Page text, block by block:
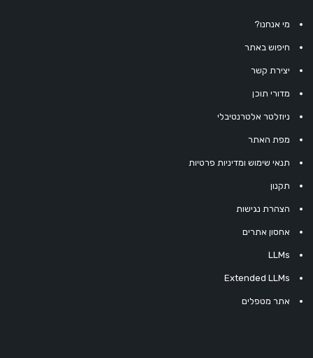
מי אנחנו?
חיפוש באתר
יצירת קשר
מדורי תוכן
ניוזלטר אלטרנטיבלי
מפת האתר
תנאי שימוש ומדיניות פרטיות
תקנון
הצהרת נגישות
אחסון אתרים
LLMs
Extended LLMs
אתר מטפלים